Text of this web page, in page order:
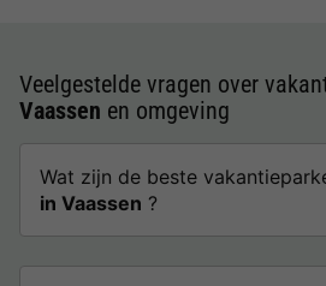
Veelgestelde vragen over
Vaassen en omgeving
Wat zijn de beste
in Vaassen ?